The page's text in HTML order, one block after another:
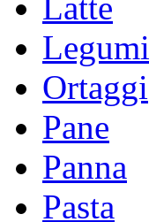
Latte
Legumi
Ortaggi
Pane
Panna
Pasta